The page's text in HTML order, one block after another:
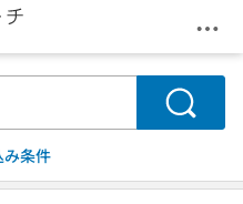
メ
検索
条件